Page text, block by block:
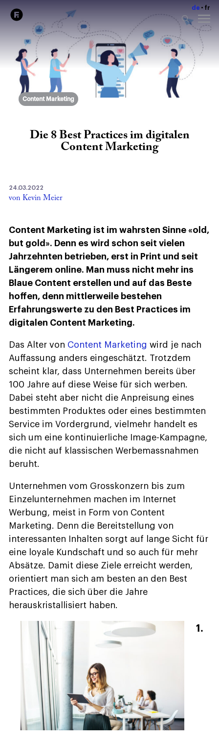
de fr
Content Marketing
Die 8 Best Practices im digitalen
Content Marketing
24.03.2022
von Kevin Meier
Content Marketing ist im wahrsten Sinne «old,
but gold». Denn es wird schon seit vielen
Jahrzehnten betrieben, erst in Print und seit
Längerem online. Man muss nicht mehr ins
Blaue Content erstellen und auf das Beste
hoffen, denn mittlerweile bestehen
Erfahrungswerte zu den Best Practices im
digitalen Content Marketing.
Das Alter von Content Marketing wird je nach
Auffassung anders eingeschätzt. Trotzdem
scheint klar, dass Unternehmen bereits über
100 Jahre auf diese Weise für sich werben.
Dabei steht aber nicht die Anpreisung eines
bestimmten Produktes oder eines bestimmten
Service im Vordergrund, vielmehr handelt es
sich um eine kontinuierliche Image-Kampagne,
die nicht auf klassischen Werbemassnahmen
beruht.
Unternehmen vom Grosskonzern bis zum
Einzelunternehmen machen im Internet
Werbung, meist in Form von Content
Marketing. Denn die Bereitstellung von
interessanten Inhalten sorgt auf lange Sicht für
eine loyale Kundschaft und so auch für mehr
Absätze. Damit diese Ziele erreicht werden,
orientiert man sich am besten an den Best
Practices, die sich über die Jahre
herauskristallisiert haben.
1.